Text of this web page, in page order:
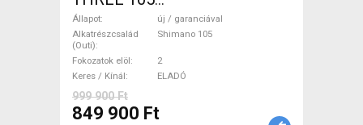
(47,51,54,56,58,61) Országúti
Shimano 105 tárcsafék új /
garanciával ELADÓ
Állapot
új / garanciával
Alkatrészcsalád
(Outi)
Shimano 105
Fokozatok elöl
2
Keres / Kínál
ELADÓ
999 900 Ft
849 900 Ft